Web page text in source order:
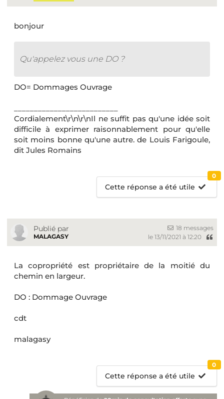
bonjour
Qu'appelez vous une DO ?
DO= Dommages Ouvrage
Cordialement\r\n\r\nIl ne suffit pas qu'une idée soit
difficile à exprimer raisonnablement pour qu'elle
soit moins bonne qu'une autre. de Louis Farigoule,
dit Jules Romains
Cette réponse a été utile
0
Publié par
MALAGASY
18 messages
le 13/11/2021 à 12:20
La copropriété est propriétaire de la moitié du
chemin en largeur.
DO : Dommage Ouvrage
cdt
malagasy
Cette réponse a été utile
0